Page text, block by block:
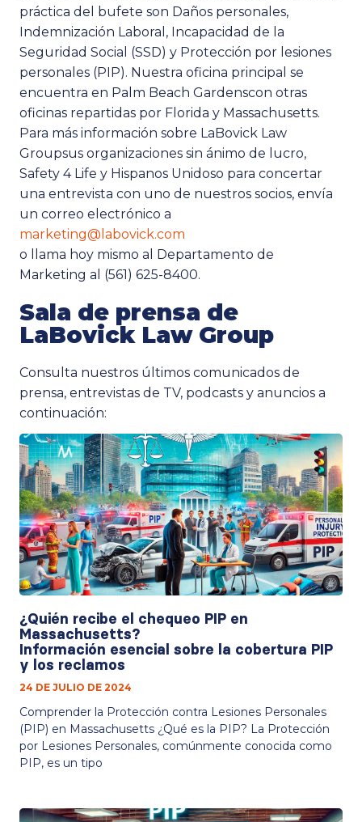
práctica del bufete son Daños personales,
Indemnización Laboral , Incapacidad de la
Seguridad Social (SSD) y Protección por lesiones
personales (PIP). Nuestra oficina principal se
encuentra en Palm Beach Gardenscon otras
oficinas repartidas por Florida y Massachusetts.
Para más información sobre LaBovick Law
Groupsus organizaciones sin ánimo de lucro,
Safety 4 Life y Hispanos Unidoso para concertar
una entrevista con uno de nuestros socios, envía
un correo electrónico a
marketing@labovick.com
o llama hoy mismo al Departamento de
Marketing al (561) 625-8400.
Sala de prensa de
LaBovick Law Group
Consulta nuestros últimos comunicados de
prensa, entrevistas de TV, podcasts y anuncios a
continuación:
¿Quién recibe el chequeo PIP en
Massachusetts?
Información esencial sobre la cobertura PIP
y los reclamos
24 DE JULIO DE 2024
Comprender la Protección contra Lesiones Personales
(PIP) en Massachusetts ¿Qué es la PIP? La Protección
por Lesiones Personales, comúnmente conocida como
PIP, es un tipo